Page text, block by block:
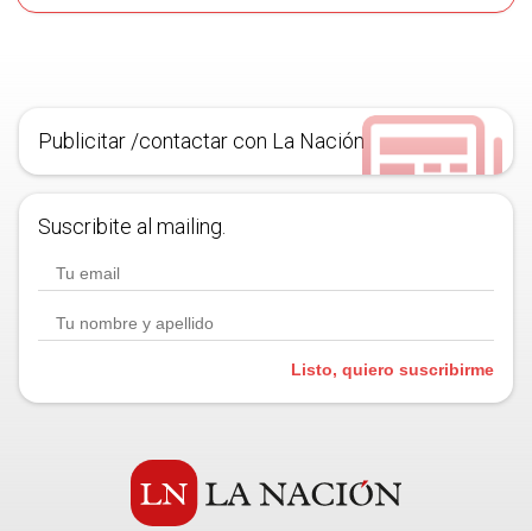
Publicitar /contactar con La Nación
Suscribite al mailing.
Listo, quiero suscribirme